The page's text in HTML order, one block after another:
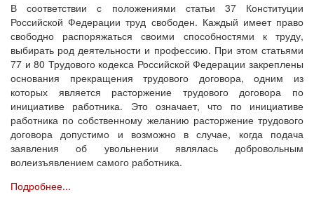
В соответствии с положениями статьи 37 Конституции
Российской Федерации труд свободен. Каждый имеет право
свободно распоряжаться своими способностями к труду,
выбирать род деятельности и профессию. При этом статьями
77 и 80 Трудового кодекса Российской Федерации закреплены
основания прекращения трудового договора, одним из
которых является расторжение трудового договора по
инициативе работника. Это означает, что по инициативе
работника по собственному желанию расторжение трудового
договора допустимо и возможно в случае, когда подача
заявления об увольнении являлась добровольным
волеизъявлением самого работника.
Подробнее...